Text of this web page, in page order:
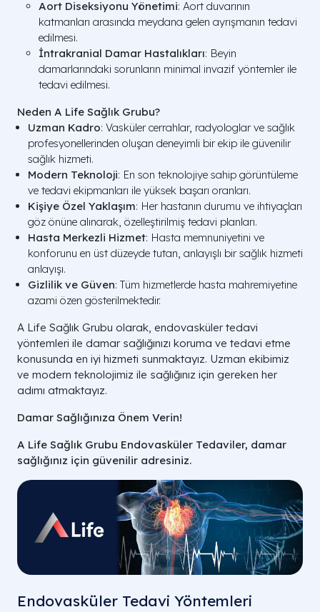
Aort Diseksiyonu Yönetimi: Aort duvarının
katmanları arasında meydana gelen ayrışmanın tedavi
edilmesi.
İntrakranial Damar Hastalıkları: Beyin
damarlarındaki sorunların minimal invazif yöntemler ile
tedavi edilmesi.
Neden A Life Sağlık Grubu?
Uzman Kadro: Vasküler cerrahlar, radyologlar ve sağlık
profesyonellerinden oluşan deneyimli bir ekip ile güvenilir
sağlık hizmeti.
Modern Teknoloji: En son teknolojiye sahip görüntüleme
ve tedavi ekipmanları ile yüksek başarı oranları.
Kişiye Özel Yaklaşım: Her hastanın durumu ve ihtiyaçları
göz önüne alınarak, özelleştirilmiş tedavi planları.
Hasta Merkezli Hizmet: Hasta memnuniyetini ve
konforunu en üst düzeyde tutan, anlayışlı bir sağlık hizmeti
anlayışı.
Gizlilik ve Güven: Tüm hizmetlerde hasta mahremiyetine
azami özen gösterilmektedir.
A Life Sağlık Grubu olarak, endovasküler tedavi
yöntemleri ile damar sağlığınızı koruma ve tedavi etme
konusunda en iyi hizmeti sunmaktayız. Uzman ekibimiz
ve modern teknolojimiz ile sağlığınız için gereken her
adımı atmaktayız.
Damar Sağlığınıza Önem Verin!
A Life Sağlık Grubu Endovasküler Tedaviler, damar
sağlığınız için güvenilir adresiniz.
Endovasküler Tedavi Yöntemleri